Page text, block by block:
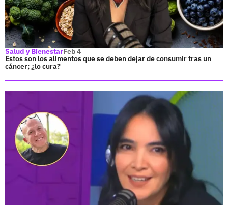
Salud y BienestarFeb 4
Estos son los alimentos que se deben dejar de consumir tras un
cáncer; ¿lo cura?